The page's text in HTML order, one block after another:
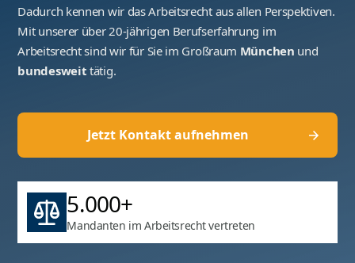
Dadurch kennen wir das Arbeitsrecht aus allen Perspektiven.
Mit unserer über 20-jährigen Berufserfahrung im
Arbeitsrecht sind wir für Sie im Großraum München und
bundesweit tätig.
Jetzt Kontakt aufnehmen
5.000+
Mandanten im Arbeitsrecht vertreten